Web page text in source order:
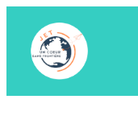
contenu